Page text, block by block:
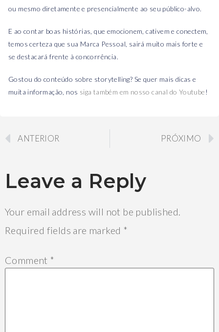
ou mesmo diretamente e presencialmente ao seu público-alvo.
E ao contar boas histórias, que emocionem, cativem e conectem,
temos certeza que sua Marca Pessoal, sairá muito mais forte e
se destacará frente à concorrência.
Gostou do conteúdo sobre storytelling? Se quer mais dicas e
muita informação, nos siga também em nosso canal do Youtube !
ANTERIOR PRÓXIMO
Leave a Reply
Your email address will not be published.
Required fields are marked *
Comment *